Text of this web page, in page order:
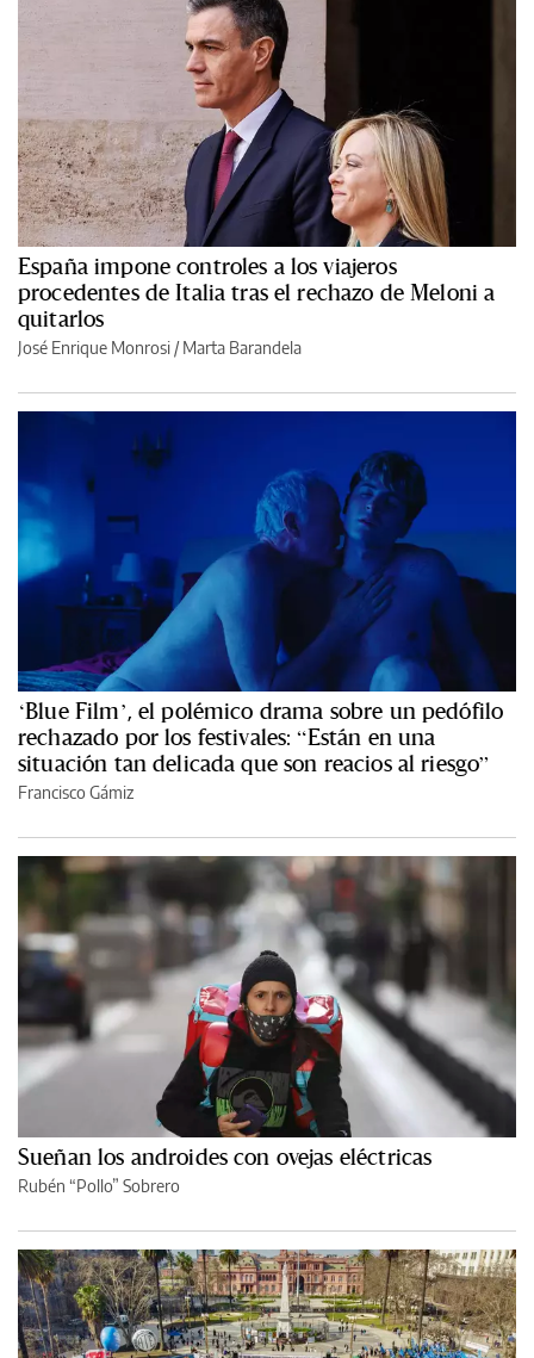
España impone controles a los viajeros
procedentes de Italia tras el rechazo de Meloni a
quitarlos
José Enrique Monrosi / Marta Barandela
‘Blue Film’, el polémico drama sobre un pedófilo
rechazado por los festivales: “Están en una
situación tan delicada que son reacios al riesgo”
Francisco Gámiz
Sueñan los androides con ovejas eléctricas
Rubén “Pollo” Sobrero